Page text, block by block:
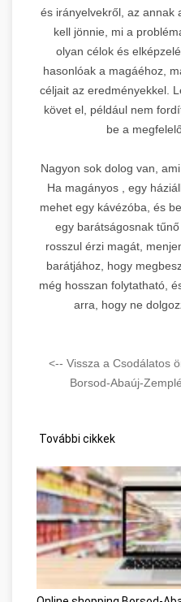
és irányelvekről, az annak
kell jönnie, mi a
olyan célok és
hasonlóak a magáéhoz,
céljait az eredményekkel.
követ el, például nem
be a
Nagyon sok dolog van,
Ha magányos , egy
mehet egy kávézóba, és
egy barátságosnak tűnő
rosszul érzi magát,
barátjához, hogy
még hosszan folytatható,
arra, hogy ne
<-- Vissza a Csodálatos
Borsod-Abaúj-
További cikkek